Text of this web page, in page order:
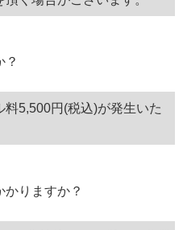
？
5,500円(税込)が発生いた
りますか？